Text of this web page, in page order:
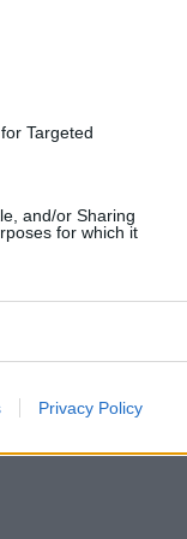
Targeted
and/or Sharing
for which it
Privacy Policy
γιατρούς